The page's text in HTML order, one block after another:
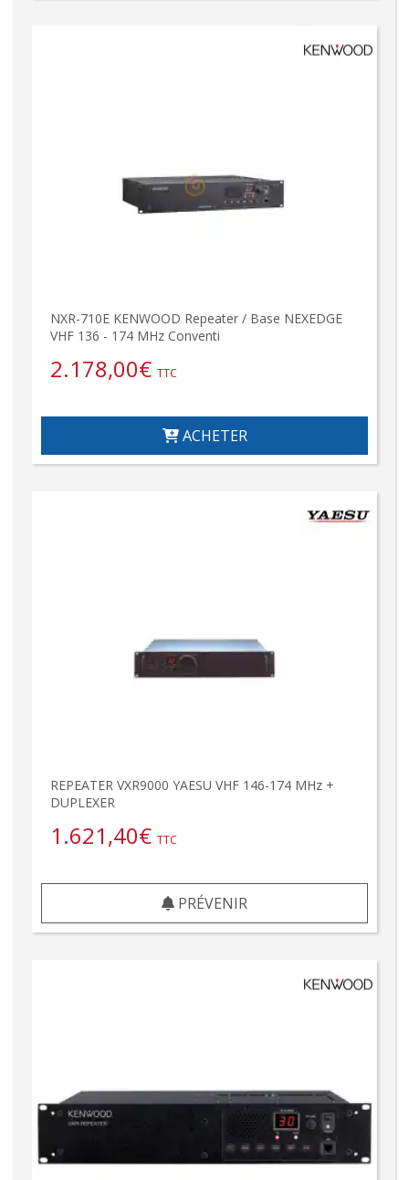
NXR-710E KENWOOD Repeater / Base NEXEDGE
VHF 136 - 174 MHz Conventi
2.178,00€ TTC
ACHETER
REPEATER VXR9000 YAESU VHF 146-174 MHz +
DUPLEXER
1.621,40€ TTC
PRÉVENIR